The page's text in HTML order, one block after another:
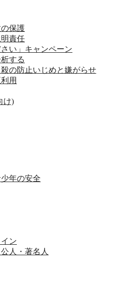
の保護
責任
い」キャンペーン
する
殺の防止いじめと嫌がらせ
用
け)
年の安全
ン
人・著名人